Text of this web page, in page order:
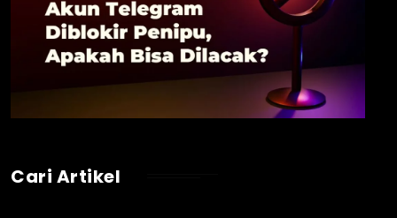
Cari Artikel